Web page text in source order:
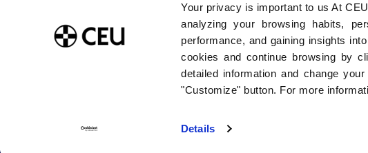
Your privacy is important to us At
analyzing your browsing habits,
performance, and gaining insights
cookies and continue browsing by
detailed information and change
"Customize" button. For more
Details
Sobre la Universidad CEU San Pablo
Blog USP
Tienda CEU
Portal de Transparencia
Estudia con nosotros
Grados / Dobles Grados
Másteres
Doctorados
Internacional
Facultades